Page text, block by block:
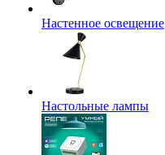
Настенное освещение
Настольные лампы